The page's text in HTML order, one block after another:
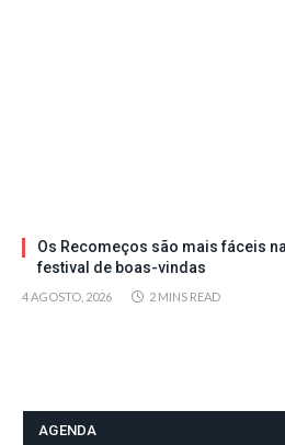
Os Recomeços são mais fáceis
festival de boas-vindas
4 AGOSTO, 2026 2 MINS READ
AGENDA